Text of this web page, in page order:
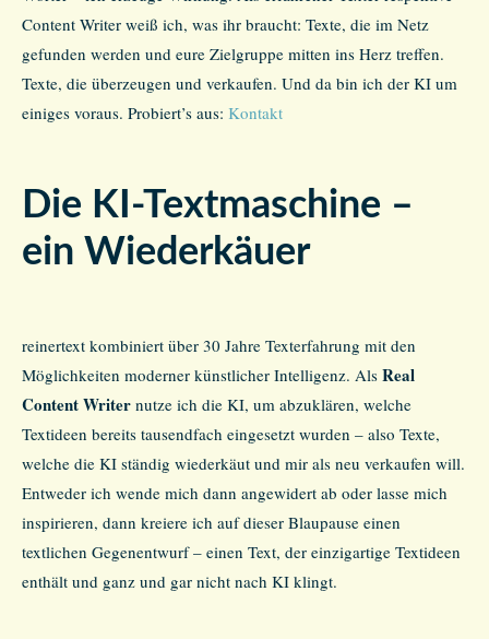
Content Writer weiß ich, was ihr braucht: Texte, die im Netz
gefunden werden und eure Zielgruppe mitten ins Herz treffen.
Texte, die überzeugen und verkaufen. Und da bin ich der KI um
einiges voraus. Probiert’s aus: Kontakt
Die KI-Textmaschine –
ein Wiederkäuer
reinertext kombiniert über 30 Jahre Texterfahrung mit den
Möglichkeiten moderner künstlicher Intelligenz. Als Real
Content Writer nutze ich die KI, um abzuklären, welche
Textideen bereits tausendfach eingesetzt wurden – also Texte,
welche die KI ständig wiederkäut und mir als neu verkaufen will.
Entweder ich wende mich dann angewidert ab oder lasse mich
inspirieren, dann kreiere ich auf dieser Blaupause einen
textlichen Gegenentwurf – einen Text, der einzigartige Textideen
enthält und ganz und gar nicht nach KI klingt.